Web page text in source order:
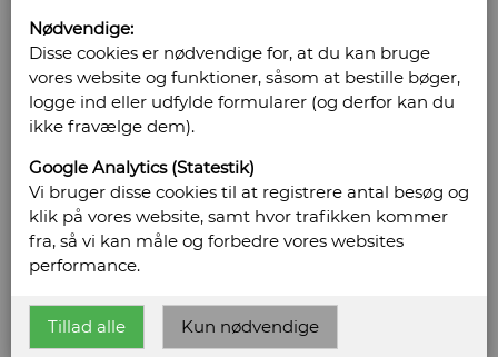
Willy Thrysøe
Menneskets seksualitet. En filosofisk-
biologisk analyse
Forlag: Hovedland - Udgivet år: 2007 - Antal bind: 1
- Antal sider: 398 - Indbinding: Hæftet - Tilstand:
Pænt eksemplar. -
Bog ID: 7944
Pris: Kr. 145,00
Nødvendige:
Disse cookies er nødvendige for, at du kan bruge
vores website og funktioner, såsom at bestille bøger,
logge ind eller udfylde formularer (og derfor kan du
ikke fravælge dem).
Google Analytics (Statestik)
Vi bruger disse cookies til at registrere antal besøg og
klik på vores website, samt hvor trafikken kommer
fra, så vi kan måle og forbedre vores websites
performance.
Tillad alle Kun nødvendige